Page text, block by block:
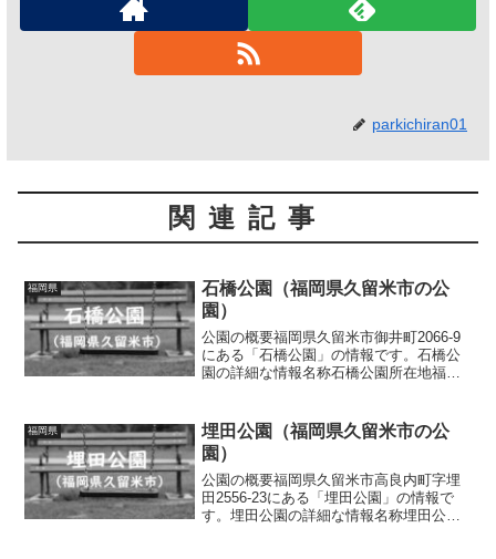
parkichiran01
関連記事
福岡県
石橋公園（福岡県久留米市の公
園）
公園の概要福岡県久留米市御井町2066-9
にある「石橋公園」の情報です。石橋公
園の詳細な情報名称石橋公園所在地福岡
ンチトイレの有無なし車椅子対応 トイ
レなし駐車場...
福岡県
埋田公園（福岡県久留米市の公
園）
公園の概要福岡県久留米市高良内町字埋
田2556-23にある「埋田公園」の情報で
す。埋田公園の詳細な情報名称埋田公園